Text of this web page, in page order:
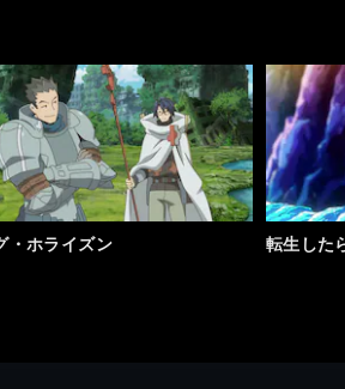
・ホライズン 転生した